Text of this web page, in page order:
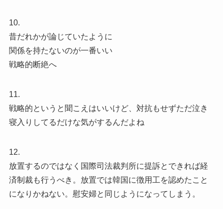
10.
昔だれかが論じていたように
関係を持たないのが一番いい
戦略的断絶へ
11.
戦略的というと聞こえはいいけど、対抗もせずただ泣き
寝入りしてるだけな気がするんだよね
12.
放置するのではなく国際司法裁判所に提訴とできれば経
済制裁も行うべき。放置では韓国に徴用工を認めたこと
になりかねない。慰安婦と同じようになってしまう。